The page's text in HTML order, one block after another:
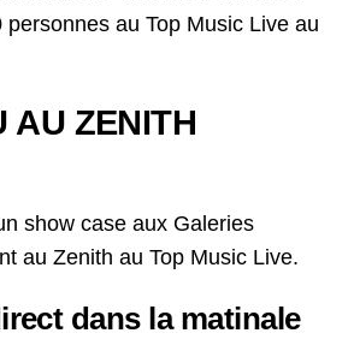
au Top Music Live au
AU ZENITH
show case aux Galeries
au Zenith au Top Music Live.
dans la matinale